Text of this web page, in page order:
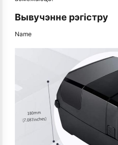
Вывучэнне рэгістру
Name